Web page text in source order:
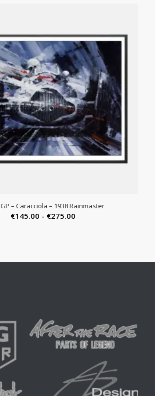
– Caracciola – 1938 Rainmaster
€145.00 - €275.00Prijsklasse: